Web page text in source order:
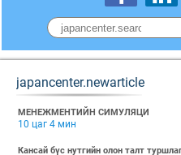
japancenter.newarticle
МЕНЕЖМЕНТИЙН СИМУЛЯЦИ
10 цаг 4 мин
Кансай бүс нутгийн олон талт